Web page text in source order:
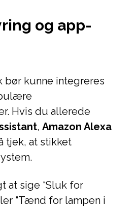
og app-
bør kunne integreres
Hvis du allerede
, Amazon Alexa
tjek, at stikket
at sige “Sluk for
“Tænd for lampen i